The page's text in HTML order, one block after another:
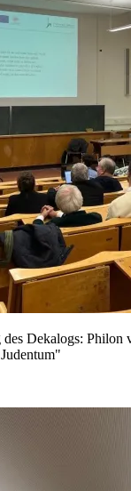
Dekalogs: Philon